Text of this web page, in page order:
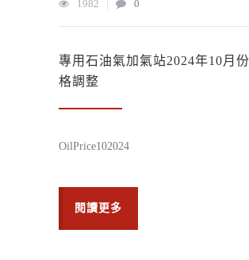
1982
0
專用石油氣加氣站2024年10月
格調整
OilPrice102024
閱讀更多